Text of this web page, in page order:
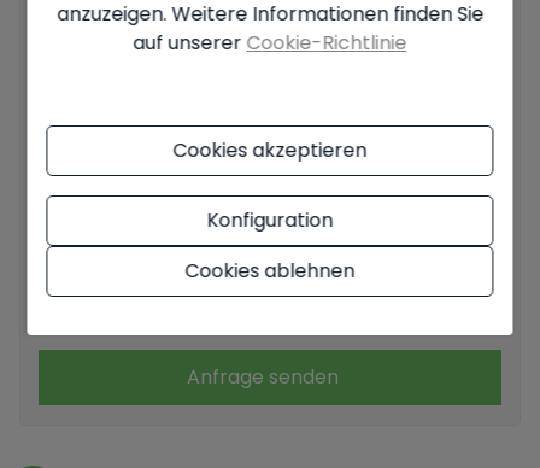
Grundlegende Informationen zum Datenschutz auf der
Grundlage der Europäischen Datenschutzverordnung (EU)
Impressumund die
Datenschutzbestimmungen gelesenund akzeptiere sie.
Anfrage senden
anzuzeigen. Weitere Informationen finden Sie
auf unserer Cookie-Richtlinie
Cookies akzeptieren
Konfiguration
Cookies ablehnen